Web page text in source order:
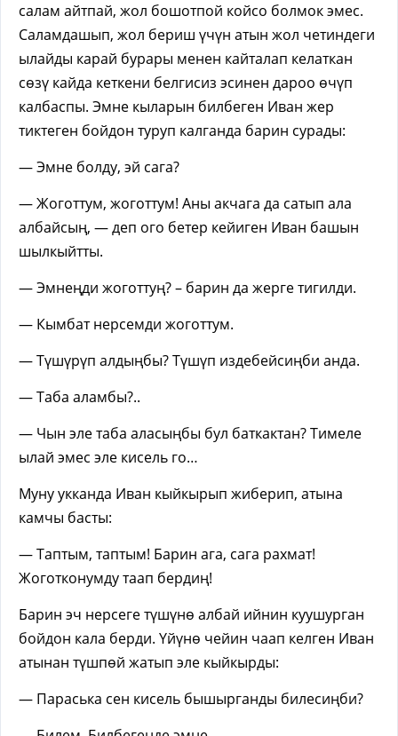
салам айтпай, жол бошотпой койсо болмок эмес.
Саламдашып, жол бериш үчүн атын жол четиндеги
ылайды карай бурары менен кайталап келаткан
сөзү кайда кеткени белгисиз эсинен дароо өчүп
калбаспы. Эмне кыларын билбеген Иван жер
тиктеген бойдон туруп калганда барин сурады:
— Эмне болду, эй сага?
— Жоготтум, жоготтум! Аны акчага да сатып ала
албайсың, — деп ого бетер кейиген Иван башын
шылкыйтты.
— Эмнеңди жоготтуң? – барин да жерге тигилди.
— Кымбат нерсемди жоготтум.
— Түшүрүп алдыңбы? Түшүп издебейсиңби анда.
— Таба аламбы?..
— Чын эле таба аласыңбы бул баткактан? Тимеле
ылай эмес эле кисель го…
Муну укканда Иван кыйкырып жиберип, атына
камчы басты:
— Таптым, таптым! Барин ага, сага рахмат!
Жоготконумду таап бердиң!
Барин эч нерсеге түшүнө албай ийнин куушурган
бойдон кала берди. Үйүнө чейин чаап келген Иван
атынан түшпөй жатып эле кыйкырды:
— Параська сен кисель бышырганды билесиңби?